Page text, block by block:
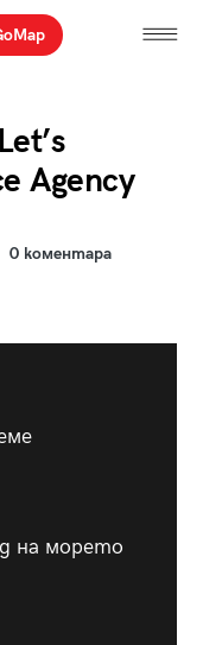
Agency
0 коментара
на морето